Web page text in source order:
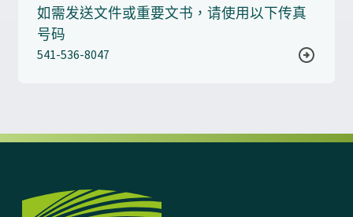
如需发送文件或重要文书，请使用以下传真
号码
541-536-8047